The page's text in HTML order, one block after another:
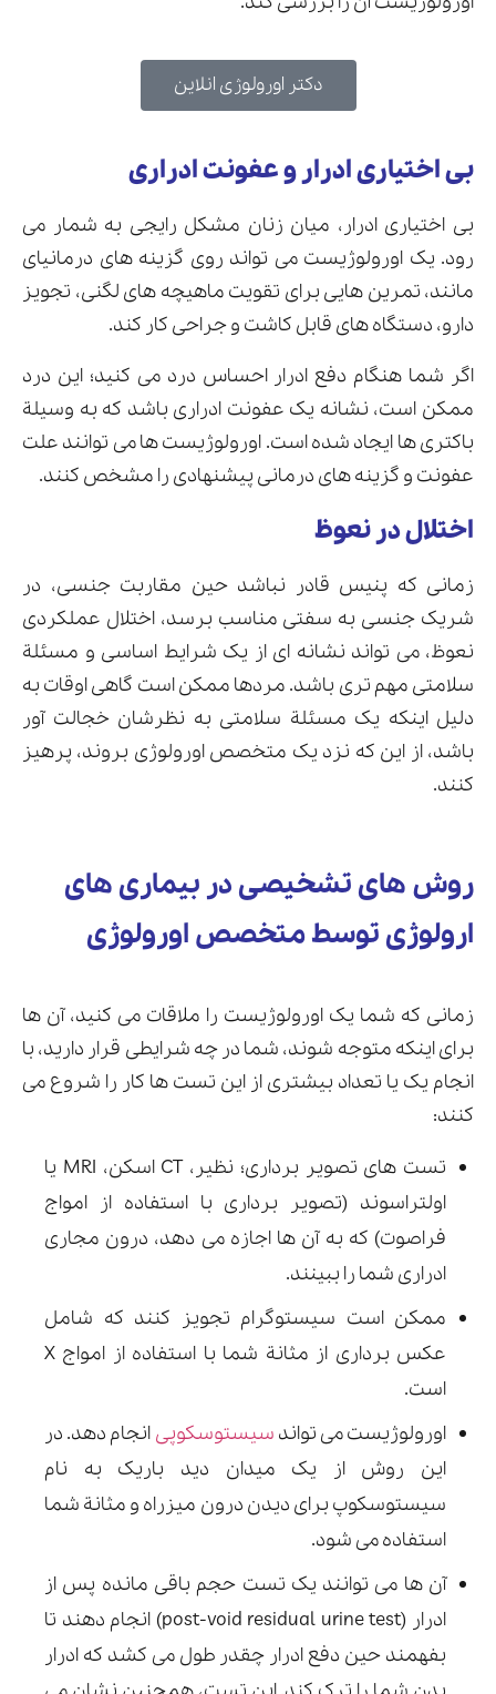
دکتر اورولوژی انلاین
بی اختیاری ادرار و عفونت ادراری
بی اختیاری ادرار، میان زنان مشکل رایجی به شمار می
رود. یک اورولوژیست می تواند روی گزینه های درمانیای
مانند، تمرین هایی برای تقویت ماهیچه های لگنی، تجویز
دارو، دستگاه های قابل کاشت و جراحی کار کند.
اگر شما هنگام دفع ادرار احساس درد می کنید؛ این درد
ممکن است، نشانه یک عفونت ادراری باشد که به وسیلة
باکتری ها ایجاد شده است. اورولوژیست ها می توانند علت
عفونت و گزینه های درمانی پیشنهادی را مشخص کنند.
اختلال در نعوظ
زمانی که پنیس قادر نباشد حین مقاربت جنسی، در
شریک جنسی به سفتی مناسب برسد، اختلال عملکردی
نعوظ، می تواند نشانه ای از یک شرایط اساسی و مسئلة
سلامتی مهم تری باشد. مردها ممکن است گاهی اوقات به
دلیل اینکه یک مسئلة سلامتی به نظرشان خجالت آور
باشد، از این که نزد یک متخصص اورولوژی بروند، پرهیز
کنند.
روش های تشخیصی در بیماری های
ارولوژی توسط متخصص اورولوژی
زمانی که شما یک اورولوژیست را ملاقات می کنید، آن ها
برای اینکه متوجه شوند، شما در چه شرایطی قرار دارید، با
انجام یک یا تعداد بیشتری از این تست ها کار را شروع می
کنند:
تست های تصویر برداری؛ نظیر، CT اسکن، MRI یا
اولتراسوند (تصویر برداری با استفاده از امواج
فراصوت) که به آن ها اجازه می دهد، درون مجاری
ادراری شما را ببینند.
ممکن است سیستوگرام تجویز کنند که شامل
عکس برداری از مثانة شما با استفاده از امواج X
است.
اورولوژیست می تواندسیستوسکوپیانجام دهد. در
این روش از یک میدان دید باریک به نام
سیستوسکوپ برای دیدن درون میزراه و مثانة شما
استفاده می شود.
آن ها می توانند یک تست حجم باقی مانده پس از
ادرار (post-void residual urine test) انجام دهند تا
بفهمند حین دفع ادرار چقدر طول می کشد که ادرار